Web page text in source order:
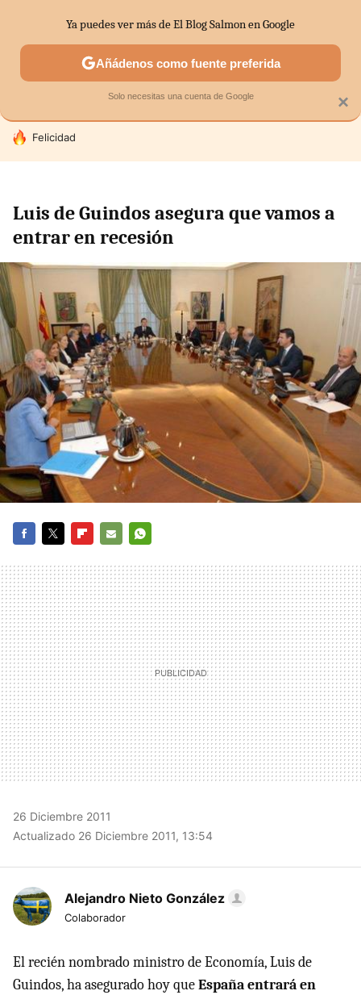
SECTORES ECONOMÍA DOMÉSTICA MERCADOS
HOY SE HABLA DE
Felicidad
Luis de Guindos asegura que vamos a
entrar en recesión
MAIL
26 Diciembre 2011
Actualizado 26 Diciembre 2011, 13:54
Alejandro Nieto González
Colaborador
El recién nombrado ministro de Economía, Luis de
Guindos, ha asegurado hoy queEspaña entrará en
×
Ya puedes ver más de El Blog Salmon en Google
Añádenos como fuente preferida
Solo necesitas una cuenta de Google